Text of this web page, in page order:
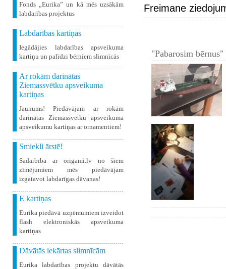
Fonds „Eurika” un kā mēs uzsākām
labdarības projektus
Labdarības kartiņas
Iegādājies labdarības apsveikuma
kartiņu un palīdzi bērniem slimnīcās
Ar rokām darinātas
Ziemassvētku apsveikuma
kartiņas
Jaunums! Piedāvājam ar rokām
darinātas Ziemassvētku apsveikuma
apsveikumu kartiņas ar ornamentiem!
Smiekli ārstē!
Sadarbībā ar origami.lv no šiem
zīmējumiem mēs piedāvājam
izgatavot labdarīgas dāvanas!
E kartiņas
Eurika piedāvā uzņēmumiem izveidot
flash elektroniskās apsveikuma
kartiņas
Dāvātās iekārtas slimnīcām
Eurika labdarības projektu dāvātās
Freimane
"Pabarosim